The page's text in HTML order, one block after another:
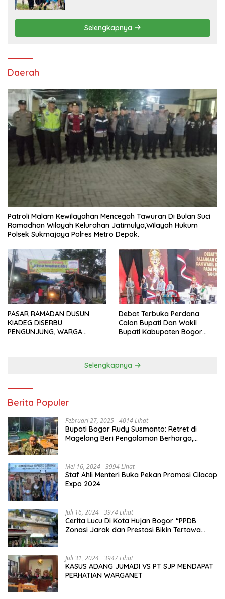
Selengkapnya
Daerah
Patroli Malam Kewilayahan Mencegah Tawuran Di Bulan Suci
Ramadhan Wilayah Kelurahan Jatimulya,Wilayah Hukum
Polsek Sukmajaya Polres Metro Depok.
PASAR RAMADAN DUSUN
KIADEG DISERBU
PENGUNJUNG, WARGA
Debat Terbuka Perdana
Calon Bupati Dan Wakil
Bupati Kabupaten Bogor
Selengkapnya
Berita Populer
Februari 27, 2025 4014 Lihat
Bupati Bogor Rudy Susmanto: Retret di
Magelang Beri Pengalaman Berharga,
Mei 16, 2024 3994 Lihat
Staf Ahli Menteri Buka Pekan Promosi Cilacap
Expo 2024
Juli 16, 2024 3974 Lihat
Cerita Lucu Di Kota Hujan Bogor “PPDB
Zonasi Jarak dan Prestasi Bikin Tertawa
Juli 31, 2024 3947 Lihat
KASUS ADANG JUMADI VS PT SJP MENDAPAT
PERHATIAN WARGANET